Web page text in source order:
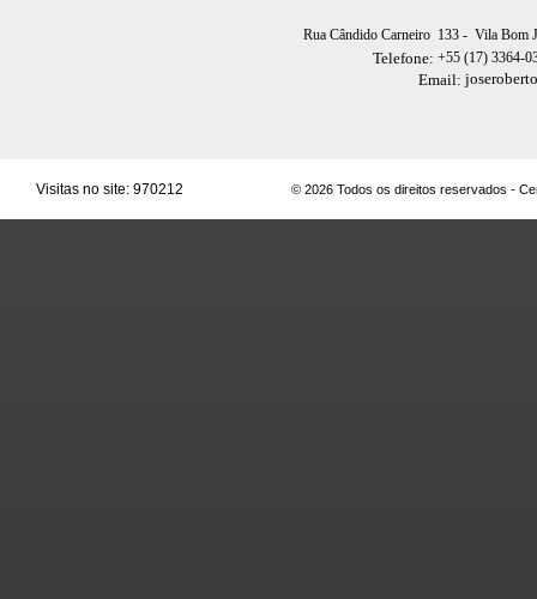
Rua Cândido Carneiro 133 - Vila Bom
Telefone: +55 (17) 3364-
Email:
Visitas no site: 970212 © 2026 Todos os direitos reservados -